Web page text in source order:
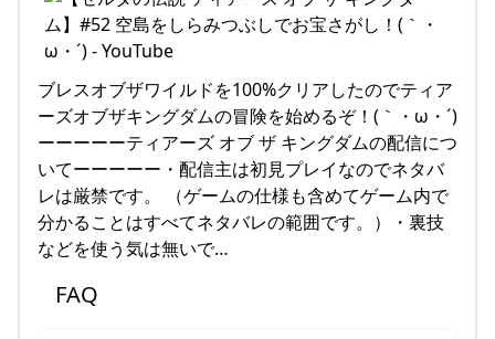
ブレスオブザワイルドを100%クリアしたのでティア
ーズオブザキングダムの冒険を始めるぞ！(｀・ω・´)
ーーーーーティアーズ オブ ザ キングダムの配信につ
いてーーーーー・配信主は初見プレイなのでネタバ
レは厳禁です。 （ゲームの仕様も含めてゲーム内で
分かることはすべてネタバレの範囲です。）・裏技
などを使う気は無いで…
FAQ